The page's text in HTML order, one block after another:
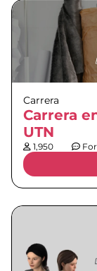
Carrera
Carrera
UTN
1,950